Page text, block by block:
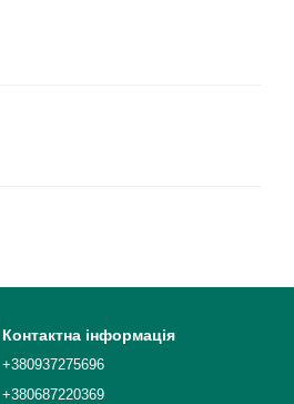
Контактна інформація
+380937275696
+380687220369